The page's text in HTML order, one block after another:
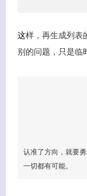
这样，再生成列表
别的问题，只是临
认准了方向，就要
一切都有可能。